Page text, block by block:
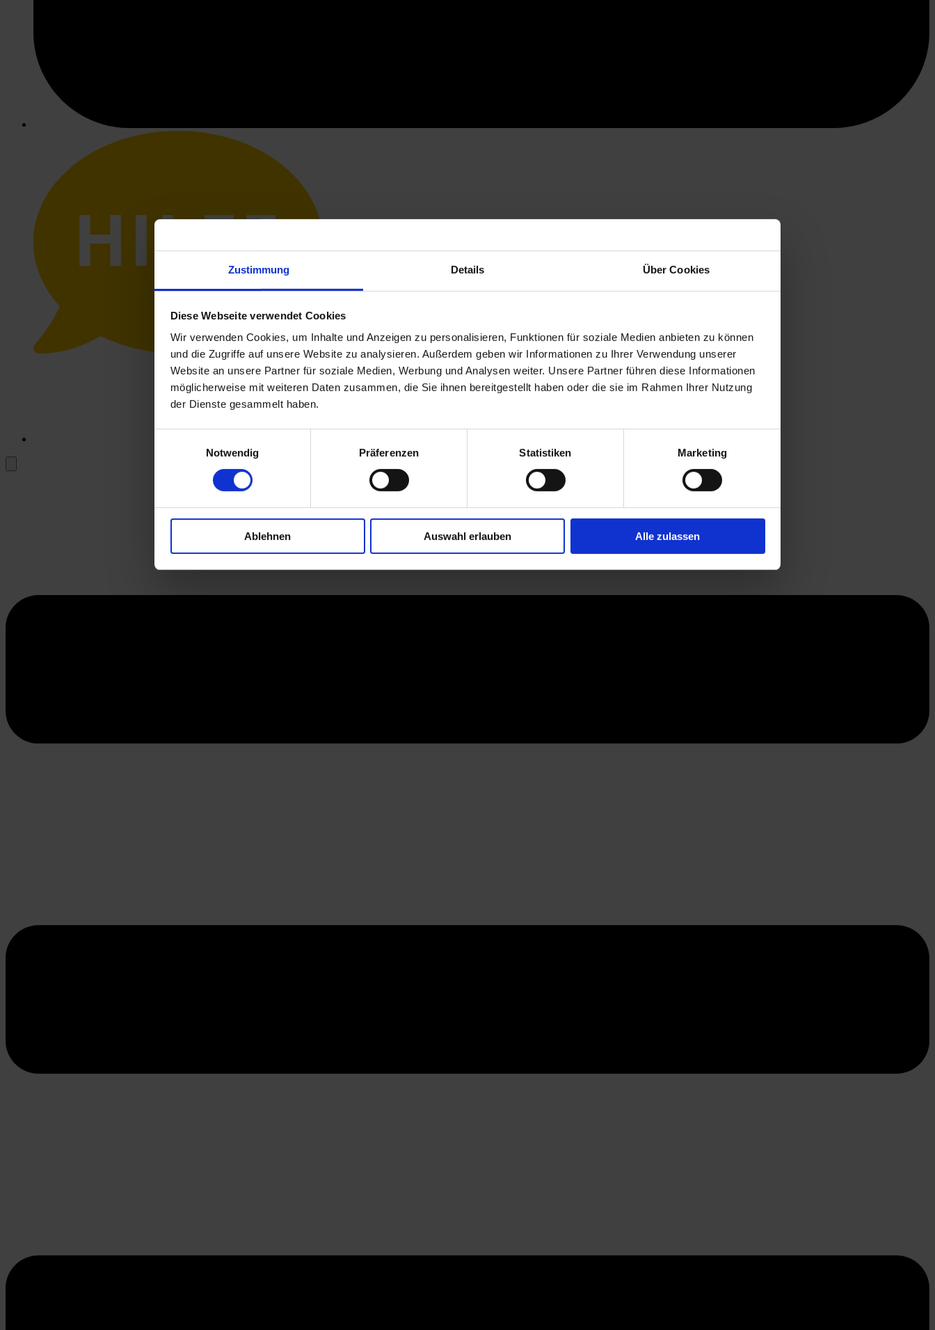
Zustimmung Details Über Cookies
Diese Webseite verwendet Cookies
Wir verwenden Cookies, um Inhalte und Anzeigen zu personalisieren, Funktionen für soziale Medien anbieten zu können
und die Zugriffe auf unsere Website zu analysieren. Außerdem geben wir Informationen zu Ihrer Verwendung unserer
Website an unsere Partner für soziale Medien, Werbung und Analysen weiter. Unsere Partner führen diese Informationen
möglicherweise mit weiteren Daten zusammen, die Sie ihnen bereitgestellt haben oder die sie im Rahmen Ihrer Nutzung
der Dienste gesammelt haben.
Notwendig
Präferenzen Statistiken Marketing
Ablehnen Auswahl erlauben Alle zulassen
HILFE